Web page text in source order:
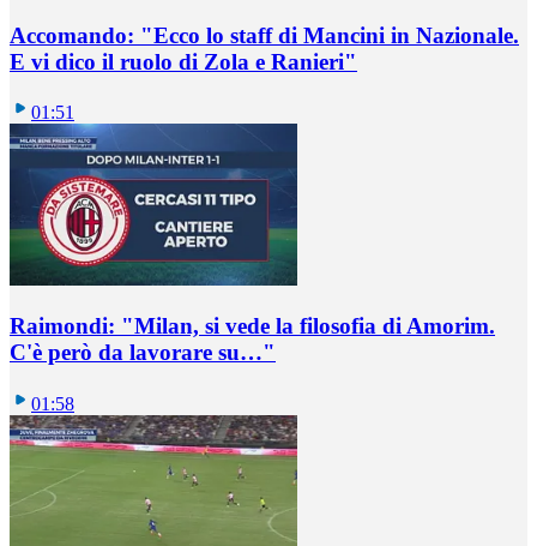
Accomando: "Ecco lo staff di Mancini in Nazionale.
E vi dico il ruolo di Zola e Ranieri"
01:51
Raimondi: "Milan, si vede la filosofia di Amorim.
C'è però da lavorare su…"
01:58